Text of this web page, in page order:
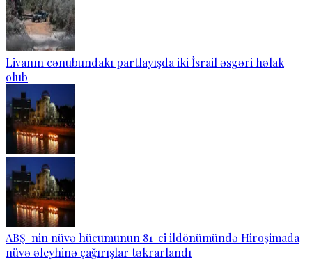
Livanın cənubundakı partlayışda iki İsrail əsgəri həlak
olub
ABŞ-nin nüvə hücumunun 81-ci ildönümündə Hiroşimada
nüvə əleyhinə çağırışlar təkrarlandı